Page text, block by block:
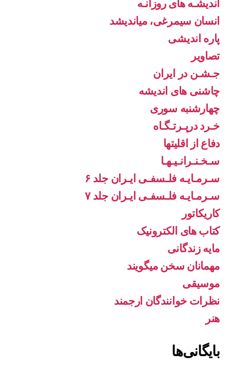
اندیشـه های روزانـه
انسان سیمرغی، میاندیشد
پاره اندیشی
تصاویر
جـشـن در ایران
چاشنی های اندیشه
چهارشنبه سوری
خـرد درپـرتـگـاه
دفاع از اقليتها
سـخـنـرانـیـهـا
سـرمـایـه فلـسفـی ایـران جلد ۶
سـرمـایـه فلـسفـی ایـران جلد ۷
کاریکاتور
کتاب های الکترونیک
مایه زندگانی
مهمانان سخن میگویند
موسیقی
نظرات خوانندگان ارجمند
هنر
بایگانی‌ها